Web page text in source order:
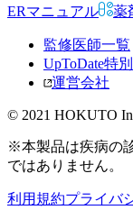
ERマニュアル
薬
監修医師一覧
UpToDate特別
運営会社
© 2021 HOKUTO
※本製品は疾病の
ではありません。
利用規約プライバ